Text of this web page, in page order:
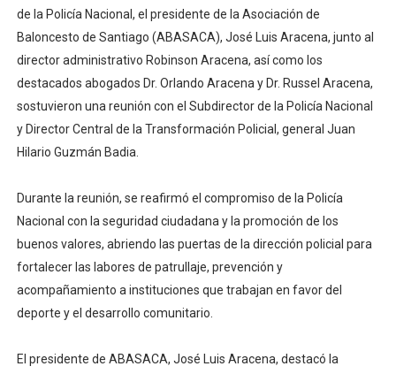
de la Policía Nacional, el presidente de la Asociación de
Baloncesto de Santiago (ABASACA), José Luis Aracena, junto al
director administrativo Robinson Aracena, así como los
destacados abogados Dr. Orlando Aracena y Dr. Russel Aracena,
sostuvieron una reunión con el Subdirector de la Policía Nacional
y Director Central de la Transformación Policial, general Juan
Hilario Guzmán Badia.
Durante la reunión, se reafirmó el compromiso de la Policía
Nacional con la seguridad ciudadana y la promoción de los
buenos valores, abriendo las puertas de la dirección policial para
fortalecer las labores de patrullaje, prevención y
acompañamiento a instituciones que trabajan en favor del
deporte y el desarrollo comunitario.
El presidente de ABASACA, José Luis Aracena, destacó la